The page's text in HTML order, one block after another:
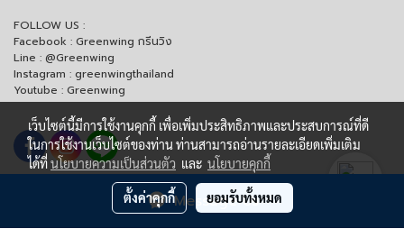
Message Us
FOLLOW US :
Facebook : Greenwing กรีนวิง
Line : @Greenwing
Instagram : greenwingthailand
Youtube : Greenwing
ซื้อรถจักรยานยนต์ฮอนด้า ที่กรีนวิง ตรวจเช็ครถฟรีตลอดการใช้งาน
เว็บไซต์นี้มีการใช้งานคุกกี้ เพื่อเพิ่มประสิทธิภาพและประสบการณ์ที่ดี
ในการใช้งานเว็บไซต์ของท่าน ท่านสามารถอ่านรายละเอียดเพิ่มเติม
ได้ที่นโยบายความเป็นส่วนตัว และ นโยบายคุกกี้
ตั้งค่าคุกกี้ ยอมรับทั้งหมด